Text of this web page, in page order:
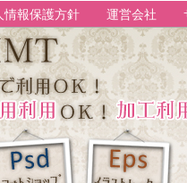
情報保護方針 運営会社